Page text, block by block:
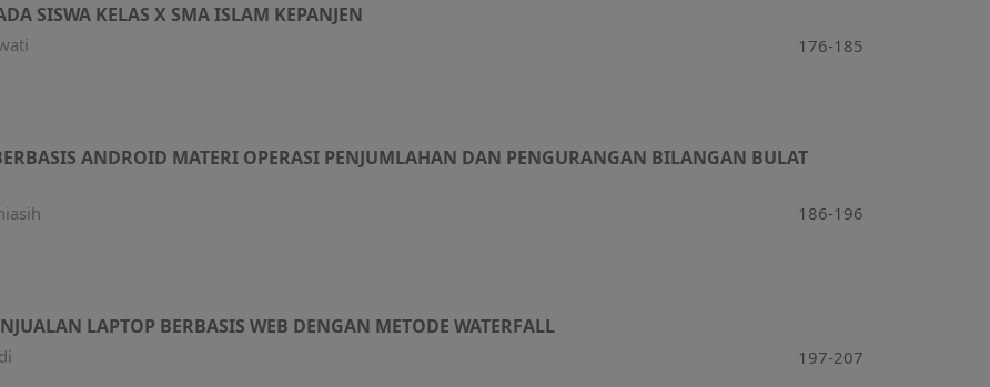
SISWA KELAS X SMA ISLAM KEPANJEN
176-185
ANDROID MATERI OPERASI PENJUMLAHAN DAN PENGURANGAN BILANGAN BULAT
186-196
LAPTOP BERBASIS WEB DENGAN METODE WATERFALL
197-207